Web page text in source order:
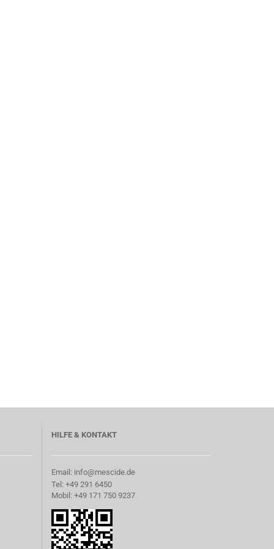
HILFE & KONTAKT
Email: info@mescide.de
Tel: +49 291 6450
Mobil: +49 171 750 9237